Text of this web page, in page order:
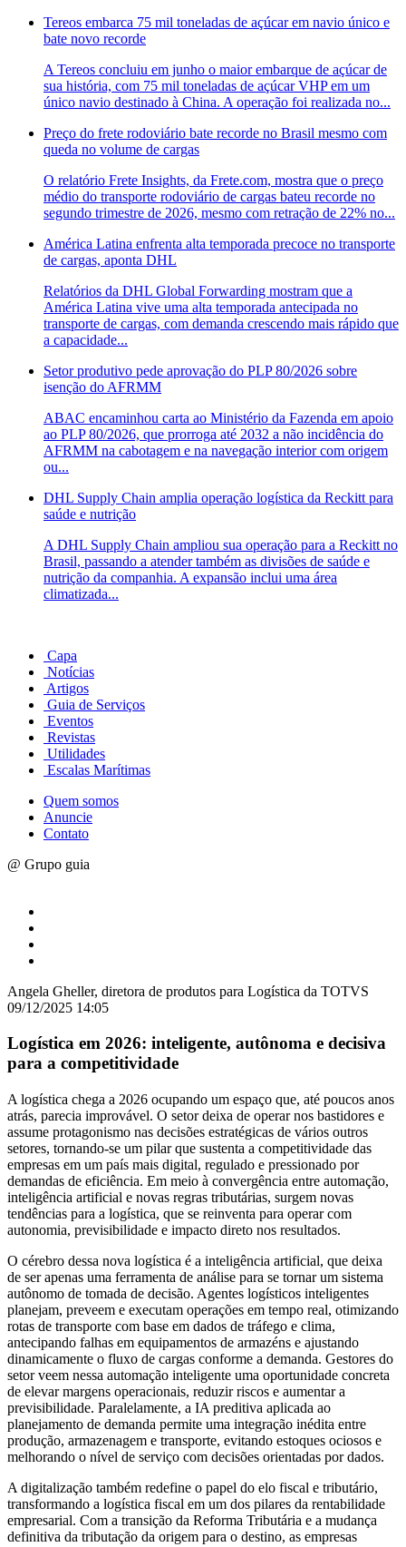
Tereos embarca 75 mil toneladas de açúcar em navio único e
bate novo recorde
A Tereos concluiu em junho o maior embarque de açúcar de
sua história, com 75 mil toneladas de açúcar VHP em um
único navio destinado à China. A operação foi realizada no...
Preço do frete rodoviário bate recorde no Brasil mesmo com
queda no volume de cargas
O relatório Frete Insights, da Frete.com, mostra que o preço
médio do transporte rodoviário de cargas bateu recorde no
segundo trimestre de 2026, mesmo com retração de 22% no...
América Latina enfrenta alta temporada precoce no transporte
de cargas, aponta DHL
Relatórios da DHL Global Forwarding mostram que a
América Latina vive uma alta temporada antecipada no
transporte de cargas, com demanda crescendo mais rápido que
a capacidade...
Setor produtivo pede aprovação do PLP 80/2026 sobre
isenção do AFRMM
ABAC encaminhou carta ao Ministério da Fazenda em apoio
ao PLP 80/2026, que prorroga até 2032 a não incidência do
AFRMM na cabotagem e na navegação interior com origem
ou...
DHL Supply Chain amplia operação logística da Reckitt para
saúde e nutrição
A DHL Supply Chain ampliou sua operação para a Reckitt no
Brasil, passando a atender também as divisões de saúde e
nutrição da companhia. A expansão inclui uma área
climatizada...
Capa
Notícias
Artigos
Guia de Serviços
Eventos
Revistas
Utilidades
Escalas Marítimas
Quem somos
Anuncie
Contato
@ Grupo guia
Angela Gheller, diretora de produtos para Logística da TOTVS
09/12/2025 14:05
Logística em 2026: inteligente, autônoma e decisiva
para a competitividade
A logística chega a 2026 ocupando um espaço que, até poucos anos
atrás, parecia improvável. O setor deixa de operar nos bastidores e
assume protagonismo nas decisões estratégicas de vários outros
setores, tornando-se um pilar que sustenta a competitividade das
empresas em um país mais digital, regulado e pressionado por
demandas de eficiência. Em meio à convergência entre automação,
inteligência artificial e novas regras tributárias, surgem novas
tendências para a logística, que se reinventa para operar com
autonomia, previsibilidade e impacto direto nos resultados.
O cérebro dessa nova logística é a inteligência artificial, que deixa
de ser apenas uma ferramenta de análise para se tornar um sistema
autônomo de tomada de decisão. Agentes logísticos inteligentes
planejam, preveem e executam operações em tempo real, otimizando
rotas de transporte com base em dados de tráfego e clima,
antecipando falhas em equipamentos de armazéns e ajustando
dinamicamente o fluxo de cargas conforme a demanda. Gestores do
setor veem nessa automação inteligente uma oportunidade concreta
de elevar margens operacionais, reduzir riscos e aumentar a
previsibilidade. Paralelamente, a IA preditiva aplicada ao
planejamento de demanda permite uma integração inédita entre
produção, armazenagem e transporte, evitando estoques ociosos e
melhorando o nível de serviço com decisões orientadas por dados.
A digitalização também redefine o papel do elo fiscal e tributário,
transformando a logística fiscal em um dos pilares da rentabilidade
empresarial. Com a transição da Reforma Tributária e a mudança
definitiva da tributação da origem para o destino, as empresas